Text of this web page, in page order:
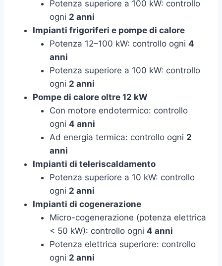
Potenza superiore a 100 kW: controllo
ogni 2 anni
Impianti frigoriferi e pompe di calore
Potenza 12–100 kW: controllo ogni 4
anni
Potenza superiore a 100 kW: controllo
ogni 2 anni
Pompe di calore oltre 12 kW
Con motore endotermico: controllo
ogni 4 anni
Ad energia termica: controllo ogni 2
anni
Impianti di teleriscaldamento
Potenza superiore a 10 kW: controllo
ogni 2 anni
Impianti di cogenerazione
Micro-cogenerazione (potenza elettrica
< 50 kW): controllo ogni 4 anni
Potenza elettrica superiore: controllo
ogni 2 anni